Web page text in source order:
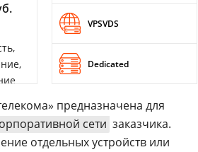
VPSVDS
Dedicated
предназначена для
сети заказчика.
отдельных устройств или